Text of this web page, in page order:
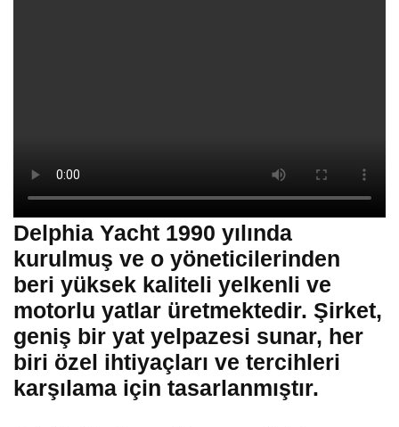
Delphia Yacht 1990 yılında
kurulmuş ve o yöneticilerinden
beri yüksek kaliteli yelkenli ve
motorlu yatlar üretmektedir. Şirket,
geniş bir yat yelpazesi sunar, her
biri özel ihtiyaçları ve tercihleri ​​
karşılama için tasarlanmıştır.